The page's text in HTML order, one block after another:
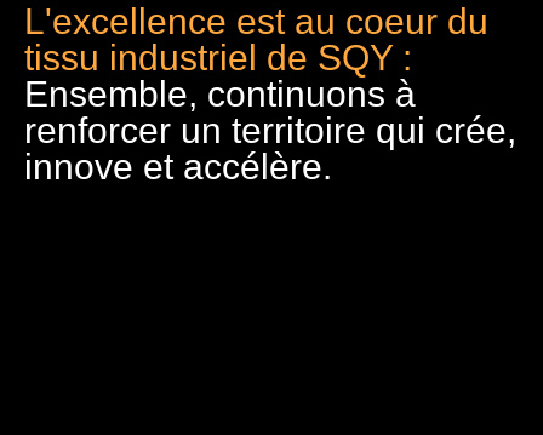
L'excellence est au coeur du
tissu industriel de SQY :
Ensemble, continuons à
renforcer un territoire qui crée,
innove et accélère.